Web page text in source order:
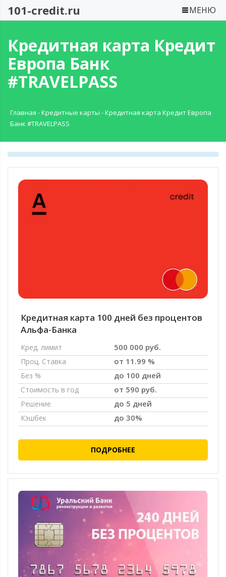
101-credit.ru МЕНЮ
Кредитная карта Кредит
Европа Банк
#TRAVELPASS
Главная -Кредитные карты -Кредитная карта Кредит Европа
Банк #TRAVELPASS
Кредитная карта 100 дней без процентов
Альфа-Банка
Кред. лимит 500 000 руб.
Проц. Ставка от 11.99 %
Без % до 100 дней
Стоимость в год от 590 руб.
Решение до 5 дней
Кэшбек до 30%
ПОДРОБНЕЕ